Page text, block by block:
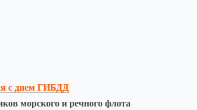
с днем ГИБДД
морского и речного флота